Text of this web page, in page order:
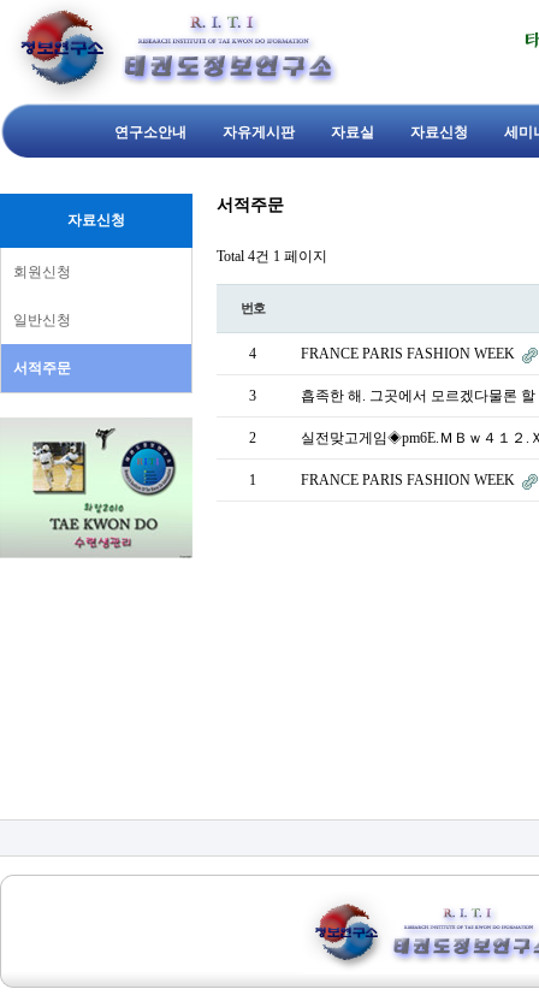
연구소안내 자유게시판 자료실 자료신청 세미
자료신청
회원신청
일반신청
서적주문
서적주문
Total 4건 1 페이지
번호
4 FRANCE PARIS FASHION WEEK
3 흡족한 해. 그곳에서 모르겠다물론
2 실전맞고게임◈pm6E.ＭＢｗ４１２.
1 FRANCE PARIS FASHION WEEK